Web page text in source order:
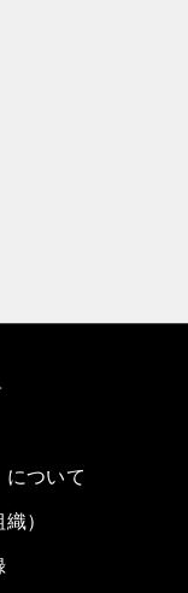
ついて
）